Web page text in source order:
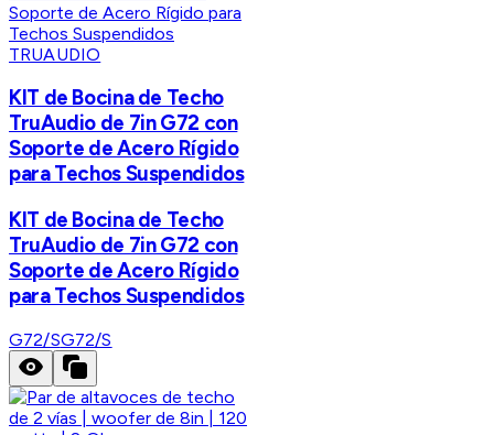
TRUAUDIO
KIT de Bocina de Techo
TruAudio de 7in G72 con
Soporte de Acero Rígido
para Techos Suspendidos
KIT de Bocina de Techo
TruAudio de 7in G72 con
Soporte de Acero Rígido
para Techos Suspendidos
G72/SG72/S